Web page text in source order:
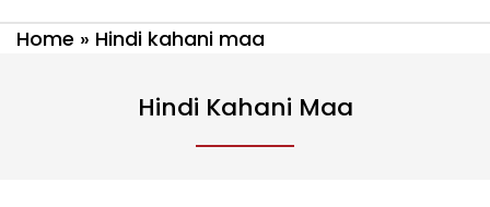
Home » Hindi kahani maa
Hindi Kahani Maa